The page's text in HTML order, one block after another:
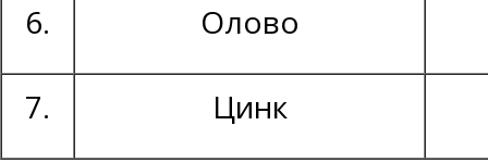
6. Олово
7. Цинк